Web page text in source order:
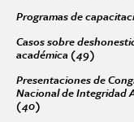
Programas de
Casos sobre
académica (49) Apply
Presentaciones de
Nacional de Integridad
(40)